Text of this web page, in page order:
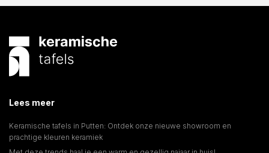
Lees meer
Keramische tafels in Putten: Ontdek onze nieuwe showroom en
prachtige kleuren keramiek